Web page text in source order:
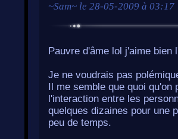
~Sam~ le 28-05-2009 à 03:17
Pauvre d'âme lol j'aime bien
Je ne voudrais pas
Il me semble que quoi qu'on
l'interaction entre les
quelques dizaines pour une
peu de temps.